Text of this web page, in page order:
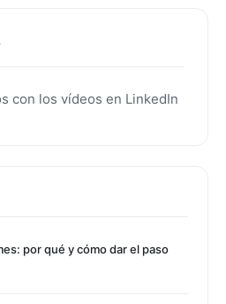
con los vídeos en LinkedIn
por qué y cómo dar el paso